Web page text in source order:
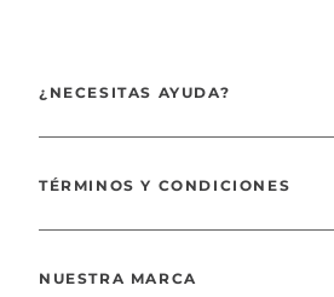
sostenibles para el medio
Apuesta por nuestrasfaldas deportivas para
¿NECESITAS AYUDA?
TÉRMINOS Y CONDICIONES
NUESTRA MARCA